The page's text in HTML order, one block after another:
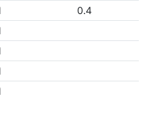
0.4